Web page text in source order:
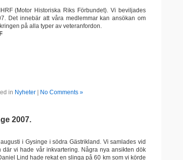
(Motor Historiska Riks Förbundet). Vi beviljades
Det innebär att våra medlemmar kan ansökan om
på alla typer av veteranfordon.
in Nyheter No Comments »
2007.
i Gysinge i södra Gästrikland. Vi samlades vid
där vi hade vår inkvartering. Några nya ansikten dök
Lind hade rekat en slinga på 60 km som vi körde